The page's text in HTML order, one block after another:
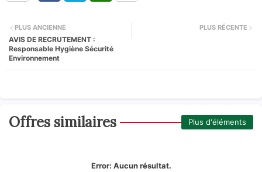
PLUS RÉCENTE
PLUS ANCIENNE
AVIS DE RECRUTEMENT :
Responsable Hygiène Sécurité
Environnement
Offres similaires Plus d'éléments
Error: Aucun résultat.